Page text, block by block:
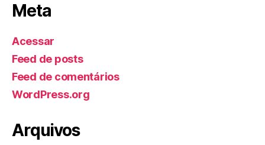
Meta
Acessar
Feed de posts
Feed de comentários
WordPress.org
Arquivos